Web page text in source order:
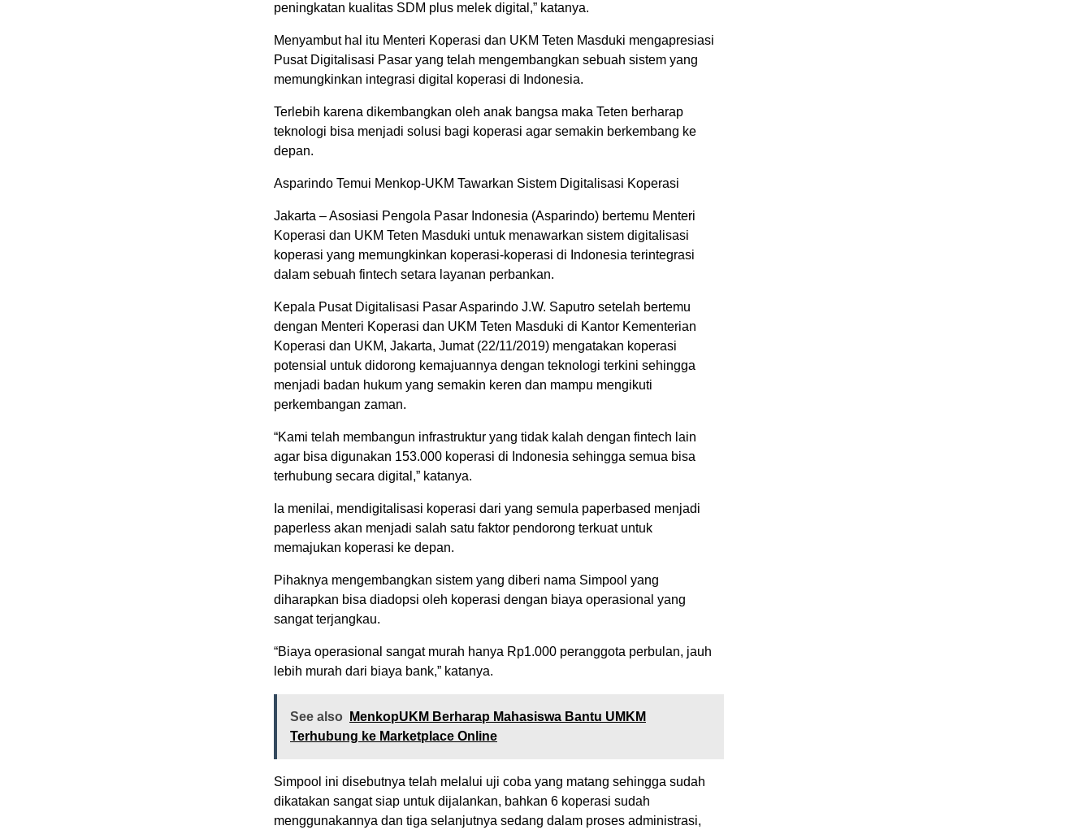
peningkatan kualitas SDM plus melek digital,” katanya.
Menyambut hal itu Menteri Koperasi dan UKM Teten Masduki mengapresiasi
Pusat Digitalisasi Pasar yang telah mengembangkan sebuah sistem yang
memungkinkan integrasi digital koperasi di Indonesia.
Terlebih karena dikembangkan oleh anak bangsa maka Teten berharap
teknologi bisa menjadi solusi bagi koperasi agar semakin berkembang ke
depan.
Asparindo Temui Menkop-UKM Tawarkan Sistem Digitalisasi Koperasi
Jakarta – Asosiasi Pengola Pasar Indonesia (Asparindo) bertemu Menteri
Koperasi dan UKM Teten Masduki untuk menawarkan sistem digitalisasi
koperasi yang memungkinkan koperasi-koperasi di Indonesia terintegrasi
dalam sebuah fintech setara layanan perbankan.
Kepala Pusat Digitalisasi Pasar Asparindo J.W. Saputro setelah bertemu
dengan Menteri Koperasi dan UKM Teten Masduki di Kantor Kementerian
Koperasi dan UKM, Jakarta, Jumat (22/11/2019) mengatakan koperasi
potensial untuk didorong kemajuannya dengan teknologi terkini sehingga
menjadi badan hukum yang semakin keren dan mampu mengikuti
perkembangan zaman.
“Kami telah membangun infrastruktur yang tidak kalah dengan fintech lain
agar bisa digunakan 153.000 koperasi di Indonesia sehingga semua bisa
terhubung secara digital,” katanya.
Ia menilai, mendigitalisasi koperasi dari yang semula paperbased menjadi
paperless akan menjadi salah satu faktor pendorong terkuat untuk
memajukan koperasi ke depan.
Pihaknya mengembangkan sistem yang diberi nama Simpool yang
diharapkan bisa diadopsi oleh koperasi dengan biaya operasional yang
sangat terjangkau.
“Biaya operasional sangat murah hanya Rp1.000 peranggota perbulan, jauh
lebih murah dari biaya bank,” katanya.
See also
MenkopUKM Berharap Mahasiswa Bantu UMKM
Terhubung ke Marketplace Online
Simpool ini disebutnya telah melalui uji coba yang matang sehingga sudah
dikatakan sangat siap untuk dijalankan, bahkan 6 koperasi sudah
menggunakannya dan tiga selanjutnya sedang dalam proses administrasi,